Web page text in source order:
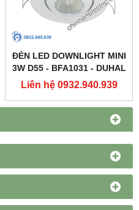
ĐÈN LED DOWNLIGHT MINI
3W D55 - BFA1031 - DUHAL
Liên hệ 0932.940.939